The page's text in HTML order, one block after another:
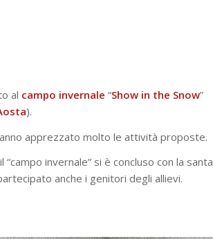
al campo invernale “Show in the Snow”
).
apprezzato molto le attività proposte.
invernale” si è concluso con la santa
anche i genitori degli allievi.